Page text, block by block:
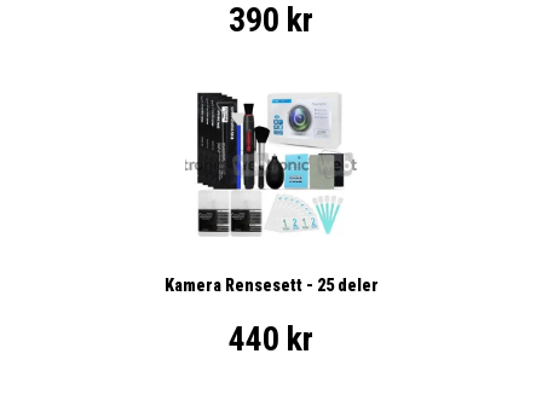
390 kr
Kamera Rensesett - 25 deler
440 kr